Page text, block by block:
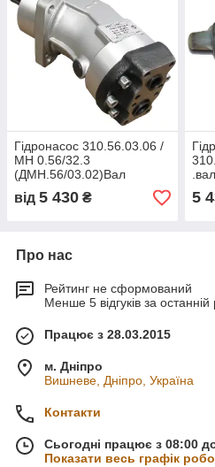
Гідронасос 310.56.03.06 /
МН 0.56/32.3
(ДМН.56/03.02)Вал
праве обертання.Білорусь
від 5 430 ₴ 5
Про нас
Рейтинг не сформований
Менше 5 відгуків за останній
Працює з 28.03.2015
м. Дніпро
Вишневе, Дніпро, Україна
Контакти
Сьогодні працює з 08:00
Показати весь графік